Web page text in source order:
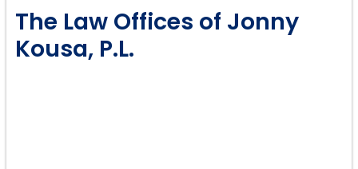
The Law Offices of Jonny
Kousa, P.L.